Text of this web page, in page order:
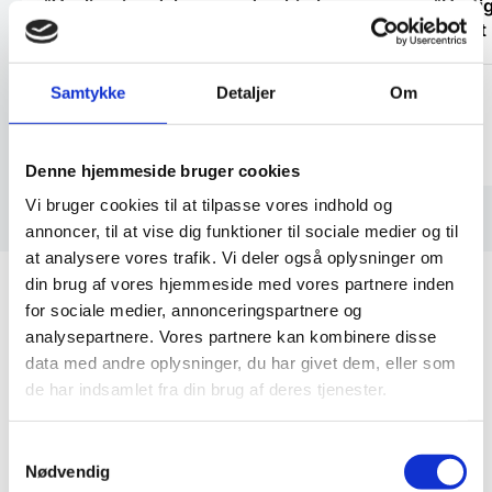
Samtykke Detaljer Om
Denne hjemmeside bruger cookies
Vi bruger cookies til at tilpasse vores indhold og
annoncer, til at vise dig funktioner til sociale medier og til
at analysere vores trafik. Vi deler også oplysninger om
din brug af vores hjemmeside med vores partnere inden
for sociale medier, annonceringspartnere og
analysepartnere. Vores partnere kan kombinere disse
data med andre oplysninger, du har givet dem, eller som
de har indsamlet fra din brug af deres tjenester.
Nødvendig
“Venlig – imødekommende – hjælpsom –
Kirtha
Stænkplader i Marmor look
temperaturudsving og hyppig afvaskning. Hvor ægte